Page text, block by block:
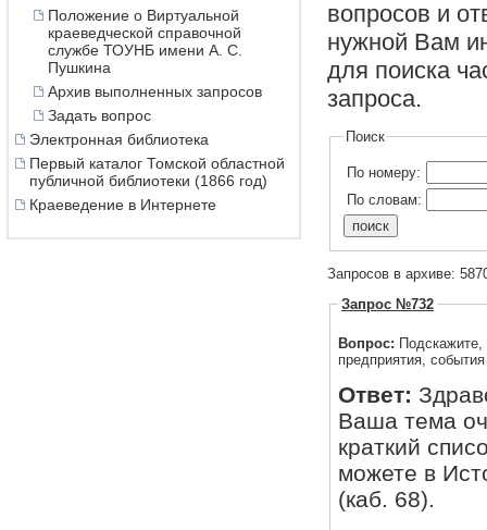
Положение о Виртуальной
краеведческой справочной
службе ТОУНБ имени А. С.
Пушкина
Архив выполненных запросов
Задать вопрос
Электронная библиотека
Первый каталог Томской областной
публичной библиотеки (1866 год)
Краеведение в Интернете
вопросов и
нужной Вам
для поиска
запроса.
Поиск
По номеру:
По словам:
Запросов в архиве:
Запрос №732
Вопрос: Подскажите,
предприятия,
Ответ:
Ваша тема
краткий
можете в
(каб. 68).